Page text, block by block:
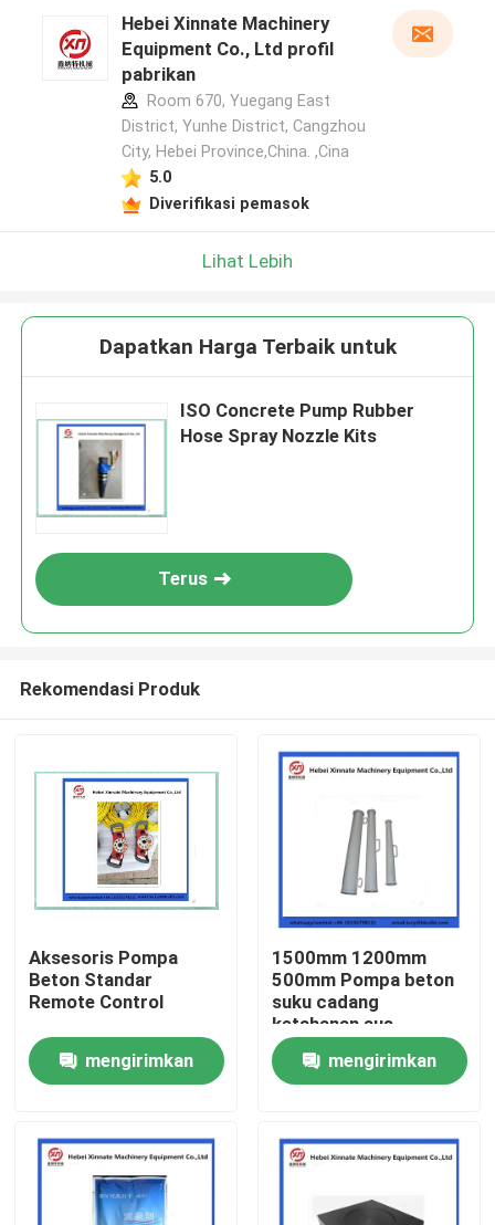
Rumah
Produk
Hebei Xinnate Machinery
Equipment Co., Ltd profil
pabrikan
Room 670, Yuegang East
District, Yunhe District, Cangzhou
City, Hebei Province,China. ,Cina
5.0
Diverifikasi pemasok
Lihat Lebih
Dapatkan Harga Terbaik untuk
ISO Concrete Pump Rubber
Hose Spray Nozzle Kits
Terus
Rekomendasi Produk
Aksesoris Pompa
Beton Standar
Remote Control
mengirimkan
1500mm 1200mm
500mm Pompa beton
suku cadang
ketahanan aus
Reduktor biasa
mengirimkan